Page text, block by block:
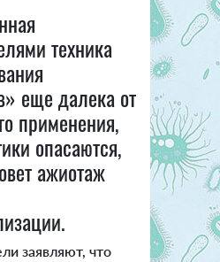
техника
еще далека от
применения,
опасаются,
ажиотаж
заявляют, что